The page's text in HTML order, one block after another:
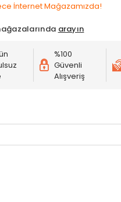
İnternet Mağazamızda!
arayın
%100
Güvenli
Alışveriş